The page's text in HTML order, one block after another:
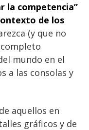
la competencia”
de los
(y que no
mundo en el
a las consolas y
aquellos en
gráficos y de